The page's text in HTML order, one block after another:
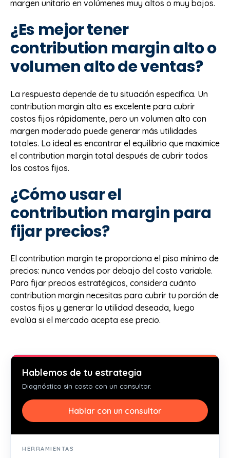
margen unitario en volúmenes muy altos o muy bajos.
¿Es mejor tener
contribution margin alto o
volumen alto de ventas?
La respuesta depende de tu situación específica. Un
contribution margin alto es excelente para cubrir
costos fijos rápidamente, pero un volumen alto con
margen moderado puede generar más utilidades
totales. Lo ideal es encontrar el equilibrio que maximice
el contribution margin total después de cubrir todos
los costos fijos.
¿Cómo usar el
contribution margin para
fijar precios?
El contribution margin te proporciona el piso mínimo de
precios: nunca vendas por debajo del costo variable.
Para fijar precios estratégicos, considera cuánto
contribution margin necesitas para cubrir tu porción de
costos fijos y generar la utilidad deseada, luego
evalúa si el mercado acepta ese precio.
Hablemos de tu estrategia
Diagnóstico sin costo con un consultor.
Hablar con un consultor
HERRAMIENTAS